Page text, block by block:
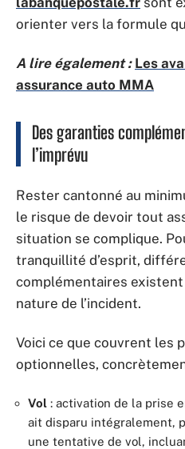
orienter vers la formule
A lire également : Les
assurance auto MMA
Des garanties
l’imprévu
Rester cantonné au
le risque de devoir tout
situation se complique.
tranquillité d’esprit,
complémentaires existent
nature de l’incident.
Voici ce que couvrent les
optionnelles,
Vol : activation de la prise
ait disparu intégralement,
une tentative de vol,